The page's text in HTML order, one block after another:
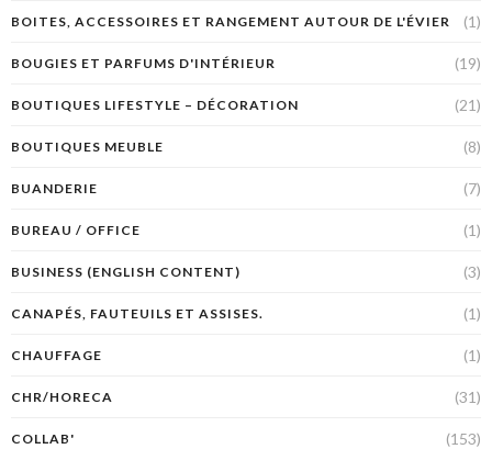
BOITES, ACCESSOIRES ET RANGEMENT AUTOUR DE L'ÉVIER (1)
BOUGIES ET PARFUMS D'INTÉRIEUR (19)
BOUTIQUES LIFESTYLE – DÉCORATION (21)
BOUTIQUES MEUBLE (8)
BUANDERIE (7)
BUREAU / OFFICE (1)
BUSINESS (ENGLISH CONTENT) (3)
CANAPÉS, FAUTEUILS ET ASSISES. (1)
CHAUFFAGE (1)
CHR/HORECA (31)
COLLAB' (153)